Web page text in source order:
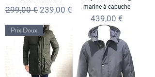
Prix original
299,00 € Prix promotionnel
239,00 €
marine à capuche
Prix
439,00 €
Prix Doux